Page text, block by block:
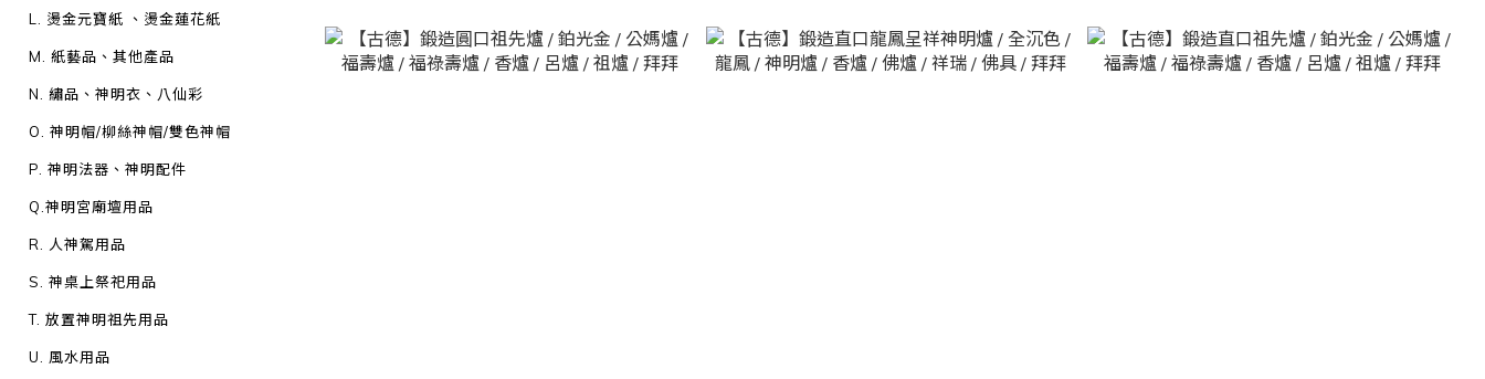
L. 燙金元寶紙 、燙金蓮花紙
M. 紙藝品、其他產品
N. 繡品、神明衣、八仙彩
O. 神明帽/柳絲神帽/雙色神帽
P. 神明法器、神明配件
Q.神明宮廟壇用品
R. 人神駕用品
S. 神桌上祭祀用品
T. 放置神明祖先用品
U. 風水用品